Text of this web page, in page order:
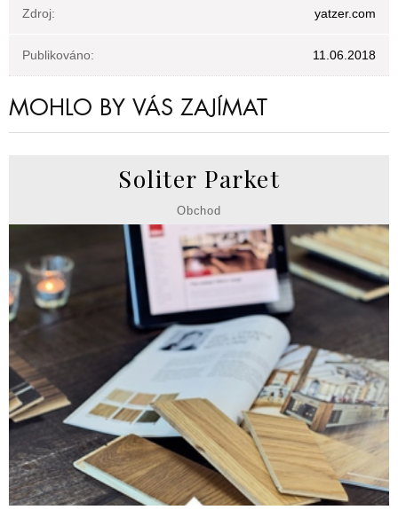
Zdroj: yatzer.com
Publikováno: 11.06.2018
MOHLO BY VÁS ZAJÍMAT
Soliter Parket
Obchod